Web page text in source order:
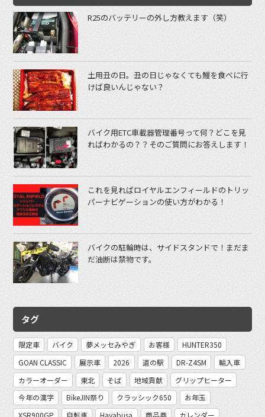
R25のバッテリーの外し方教えます（笑）
土用丑の日。丑の日じゃなくても鰻を食べに行
けば良いんじゃない？
バイク用ETC車載器管理番号って何？どこを見
ればわかるの？？そのご質問にお答えします！
これを見ればロイヤルエンフィールドのトリッ
パーナビゲーションの使い方がわかる！
バイクの駐輪時は、サイドスタンドで！まだま
だ油断は禁物です。
タグ
限定車 バイク 夢メッセみやぎ お客様
HUNTER350
GOAN CLASSIC
展示車 2026 道の駅 DR-Z4SM
輸入車
カラーオーダー
東北 そば 地域貢献
グリップヒーター
今年の漢字
BikeJIN祭り クラッシック650
お年玉